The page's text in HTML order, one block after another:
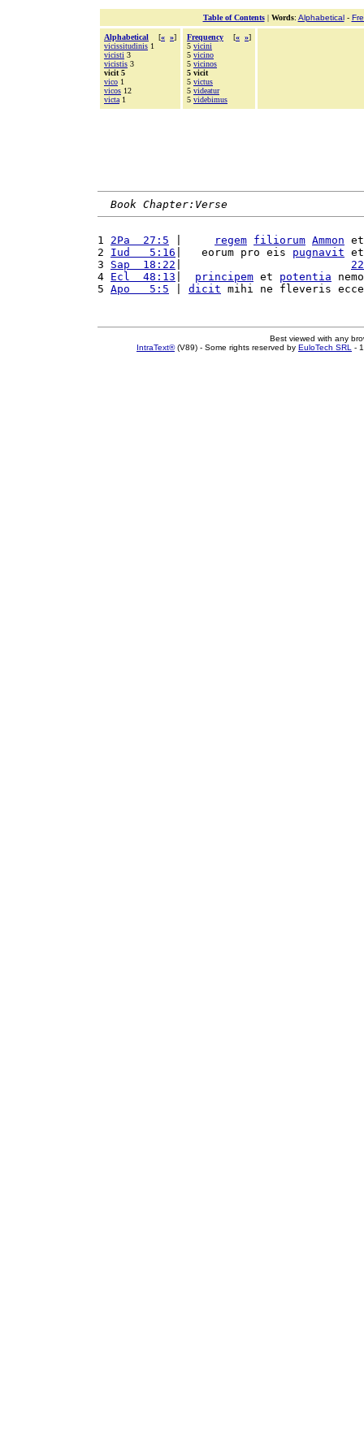
Table of Contents| Words: Alphabetical-
Alphabetical [« »]
vicissitudinis 1
vicisti 3
vicistis 3
vicit 5
vico 1
vicos 12
victa 1
Frequency [« »]
5 vicini
5 vicino
5 vicinos
5 vicit
5 victus
5 videatur
5 videbimus
Book Chapter:Verse
1 2Pa  27:5 regem filiorum Ammon
2 Iud   5:16 |   eorum pro eis pugnavit
3 Sap  18:22
22
4 Ecl  48:13 principem et potentia
5 Apo   5:5 dicit mihi ne fleveris
Best viewed with any
IntraText®(V89) - Some rights reserved by EuloTech SRL -